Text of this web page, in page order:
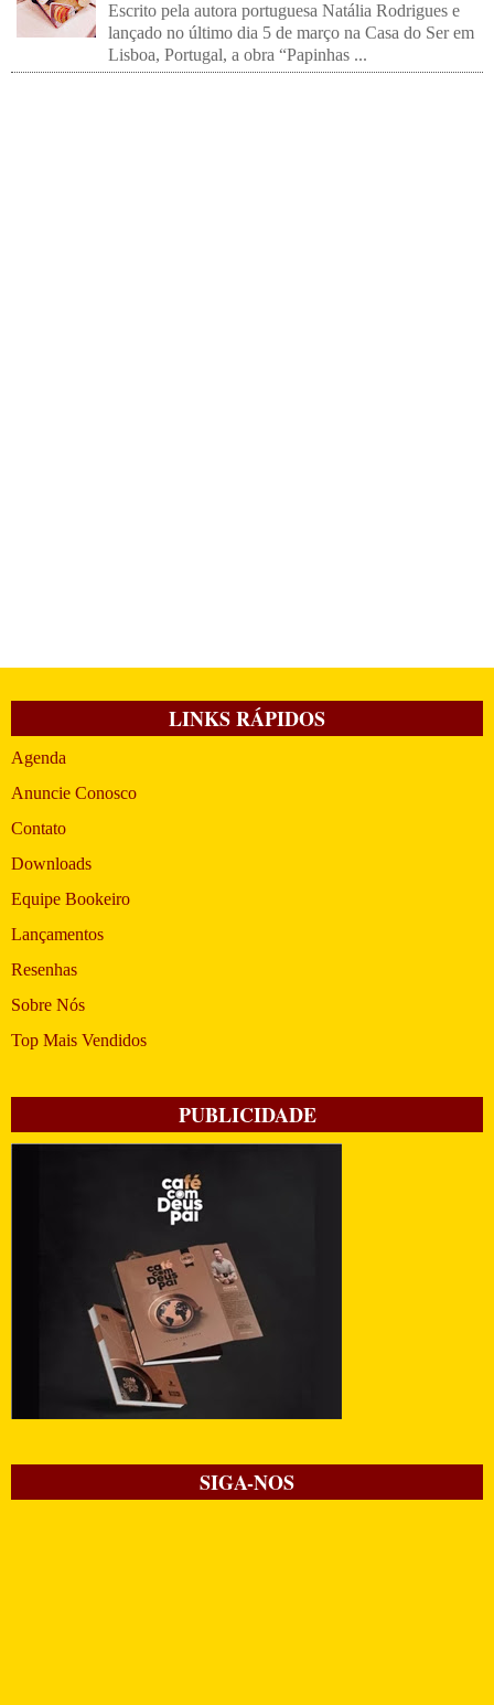
Escrito pela autora portuguesa Natália Rodrigues e
lançado no último dia 5 de março na Casa do Ser em
Lisboa, Portugal, a obra “Papinhas ...
LINKS RÁPIDOS
Agenda
Anuncie Conosco
Contato
Downloads
Equipe Bookeiro
Lançamentos
Resenhas
Sobre Nós
Top Mais Vendidos
PUBLICIDADE
SIGA-NOS